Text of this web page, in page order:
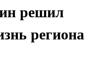
решил
региона